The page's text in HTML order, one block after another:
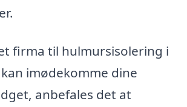
firma til hulmursisolering i
imødekomme dine
anbefales det at